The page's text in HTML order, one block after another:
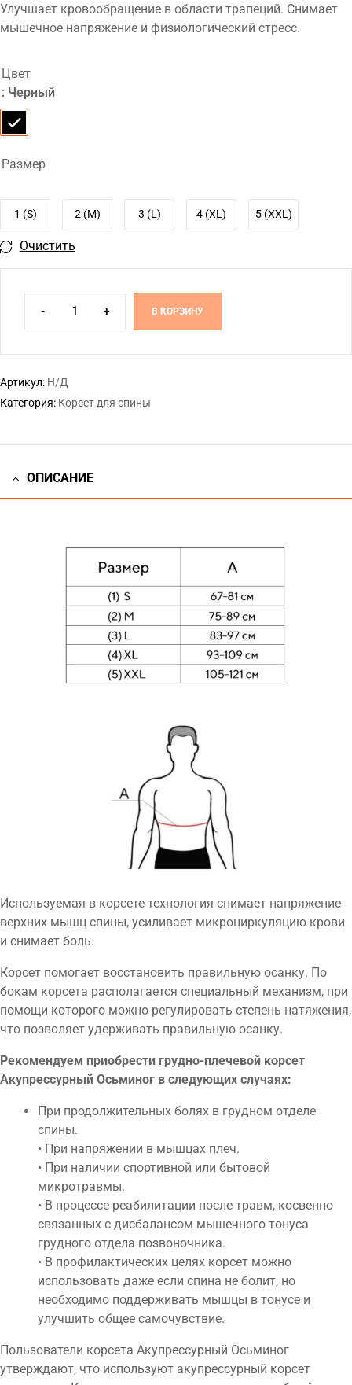
Улучшает кровообращение в области трапеций. Снимает
мышечное напряжение и физиологический стресс.
Цвет
: Черный
Размер
1 (S) 2 (M) 3 (L) 4 (XL) 5 (XXL)
Очистить
- + В КОРЗИНУ
Артикул: Н/Д
Категория: Корсет для спины
ОПИСАНИЕ
Используемая в корсете технология снимает напряжение
верхних мышц спины, усиливает микроциркуляцию крови
и снимает боль.
Корсет помогает восстановить правильную осанку. По
бокам корсета располагается специальный механизм, при
помощи которого можно регулировать степень натяжения,
что позволяет удерживать правильную осанку.
Рекомендуем приобрести грудно-плечевой корсет
Акупрессурный Осьминог в следующих случаях:
При продолжительных болях в грудном отделе
спины.
• При напряжении в мышцах плеч.
• При наличии спортивной или бытовой
микротравмы.
• В процессе реабилитации после травм, косвенно
связанных с дисбалансом мышечного тонуса
грудного отдела позвоночника.
• В профилактических целях корсет можно
использовать даже если спина не болит, но
необходимо поддерживать мышцы в тонусе и
улучшить общее самочувствие.
Пользователи корсета Акупрессурный Осьминог
утверждают, что используют акупрессурный корсет